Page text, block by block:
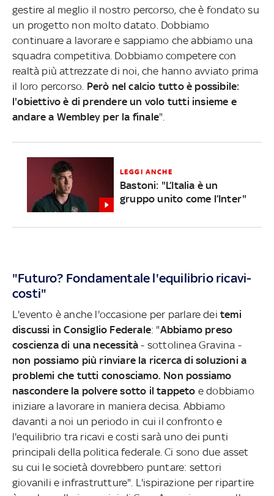
gestire al meglio il nostro percorso, che è fondato su
un progetto non molto datato. Dobbiamo
continuare a lavorare e sappiamo che abbiamo una
squadra competitiva. Dobbiamo competere con
realtà più attrezzate di noi, che hanno avviato prima
il loro percorso. Però nel calcio tutto è possibile:
l'obiettivo è di prendere un volo tutti insieme e
andare a Wembley per la finale".
LEGGI ANCHE
Bastoni: "L’Italia è un
gruppo unito come l’Inter"
"Futuro? Fondamentale l'equilibrio ricavi-
costi"
L'evento è anche l'occasione per parlare dei temi
discussi in Consiglio Federale: "Abbiamo preso
coscienza di una necessità- sottolinea Gravina -
non possiamo più rinviare la ricerca di soluzioni a
problemi che tutti conosciamo. Non possiamo
nascondere la polvere sotto il tappeto e dobbiamo
iniziare a lavorare in maniera decisa. Abbiamo
davanti a noi un periodo in cui il confronto e
l'equilibrio tra ricavi e costi sarà uno dei punti
principali della politica federale. Ci sono due asset
su cui le società dovrebbero puntare: settori
giovanili e infrastrutture". L'ispirazione per ripartire